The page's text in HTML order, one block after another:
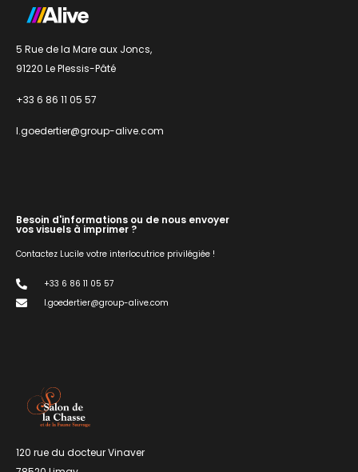
5 Rue de la Mare aux Joncs,
91220 Le Plessis-Pâté
+33 6 86 11 05 57
l.goedertier@group-alive.com
Besoin d'informations ou de nous envoyer
vos visuels à imprimer ?
Contactez Lucile votre interlocutrice privilégiée !
+33 6 86 11 05 57
l.goedertier@group-alive.com
120 rue du docteur Vinaver